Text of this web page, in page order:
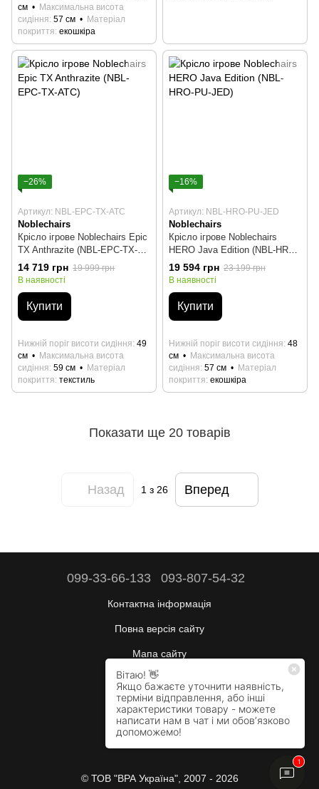
см
Максимальна висота
сидіння 57 см
Матеріал
покриття екошкіра
−26%
Артикул: NBL-EPC-TX-ATC
Noblechairs
Крісло ігрове Noblechairs Epic
TX Anthrazite (NBL-EPC-TX-
ATC)
14 719 грн 19 999 грн
В наявності
Купити
Нижній поріг висоти сидіння 49
см
Максимальна висота
сидіння 59 см
Матеріал
покриття текстиль
−16%
Артикул: NBL-HRO-PU-JED
Noblechairs
Крісло ігрове Noblechairs
HERO Java Edition (NBL-HRO-
PU-JED)
19 594 грн 23 199 грн
В наявності
Купити
Нижній поріг висоти сидіння 48
см
Максимальна висота
сидіння 57 см
Матеріал
покриття екошкіра
Показати ще 20 товарів
Назад 1з 26 Вперед
099-33-66-133 093-807-54-32
Контактна інформація
Повна версія сайту
Мапа сайту
Будні: 10:00–17:00
Сб:вихідний
Нд:вихідний
© ТОВ "ВРА Україна", 2007 - 2026